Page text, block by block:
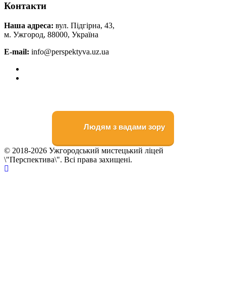
Контакти
Наша адреса: вул. Підгірна, 43,
м. Ужгород, 88000, Україна
E-mail: info@perspektyva.uz.ua
Людям з вадами зору
© 2018-2026 Ужгородський мистецький ліцей
\"Перспектива\". Всі права захищені.